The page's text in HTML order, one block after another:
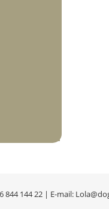
844 144 22 | E-mail: